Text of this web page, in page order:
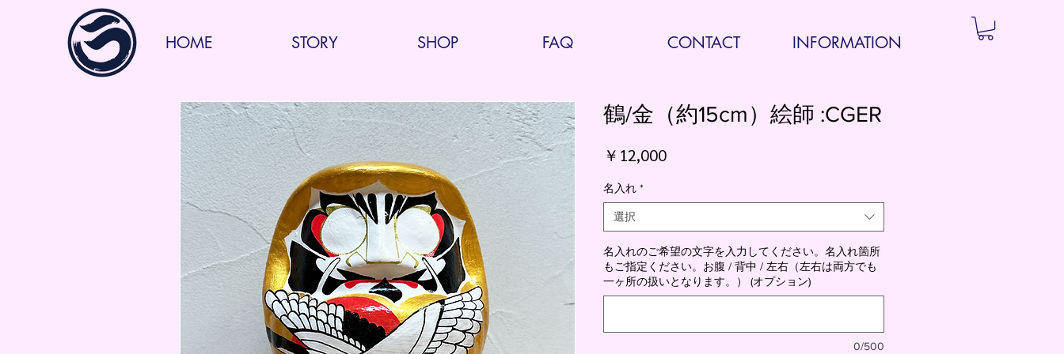
HOME STORY SHOP FAQ CONTACT INFORMATION
鶴/金（約15cm）絵師 :CGER
￥12,000価
名入れ *
選択
名入れのご希望の文字を入力してください。名入れ箇所
もご指定ください。お腹 / 背中 / 左右（左右は両方でも
一ヶ所の扱いとなります。） (オプション)
0/500